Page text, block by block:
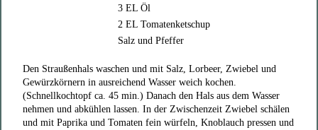
3 EL Öl
2 EL Tomatenketschup
Salz und Pfeffer
Den Straußenhals waschen und mit Salz, Lorbeer, Zwiebel und
Gewürzkörnern in ausreichend Wasser weich kochen.
(Schnellkochtopf ca. 45 min.) Danach den Hals aus dem Wasser
nehmen und abkühlen lassen. In der Zwischenzeit Zwiebel schälen
und mit Paprika und Tomaten fein würfeln, Knoblauch pressen und